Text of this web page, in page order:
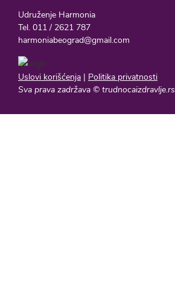
Udruženje Harmonia
Tel. 011 / 2621 787
harmoniabeograd@gmail.com
Uslovi korišćenja | Politika privatnosti
Sva prava zadržava © trudnocaizdravlje.rs